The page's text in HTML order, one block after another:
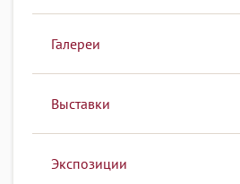
Галереи
Выставки
Экспозиции